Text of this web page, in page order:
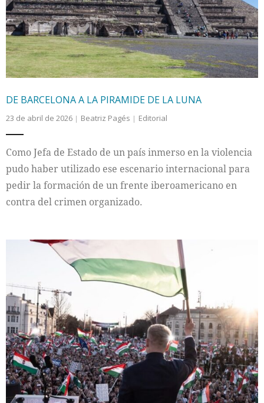
DE BARCELONA A LA PIRAMIDE DE LA LUNA
23 de abril de 2026 Beatriz Pagés Editorial
Como Jefa de Estado de un país inmerso en la violencia
pudo haber utilizado ese escenario internacional para
pedir la formación de un frente iberoamericano en
contra del crimen organizado.